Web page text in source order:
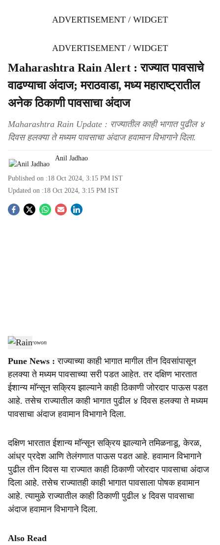
ADVERTISEMENT / WIDGET
ADVERTISEMENT / WIDGET
Maharashtra Rain Alert : राज्यात पावसाचे
वाढण्याचा अंदाज; मराठवाडा, मध्य महाराष्ट्रातील
अनेक ठिकाणी पावसाचा अंदाज
Maharashtra Rain Update : राज्यातील काही भागात पुढील ४
दिवस हलक्या ते मध्यम पावसाचा अंदाज हवामान विभागाने दिला.
Anil Jadhao
Published on :18 Oct 2024, 3:15 PM IST
Updated on :18 Oct 2024, 3:15 PM IST
S
a
r
e
Rain-Agrowon
Pune News : राज्याच्या काही भागात मागील तीन दिवसांपासून
हलक्या ते मध्यम पावसाच्या सरी पडत आहेत. तर दक्षिण भारतात
ईशान्य माॅन्सून सक्रिय झाल्याने काही ठिकाणी जोरदार पाऊस पडत
आहे. तसेच राज्यातील काही भागात पुढील ४ दिवस हलक्या ते मध्यम
पावसाचा अंदाज हवामान विभागाने दिला.
दक्षिण भारतात ईशान्य माॅन्सून सक्रिय झाल्याने तमिळनाडू, केरळ,
आंध्र प्रदेश आणि तेलंगणात पाऊस पडत आहे. हवामान विभागाने
पुढील तीन दिवस या राज्यात काही ठिकाणी जोरदार पावसाचा अंदाज
दिला आहे. तसेच राज्यातही काही भागात पावसाला पोषक हवामान
आहे. त्यामुळे राज्यातील काही ठिकाणी पुढील ४ दिवस पावसाचा
अंदाज हवामान विभागाने दिला.
Also Read